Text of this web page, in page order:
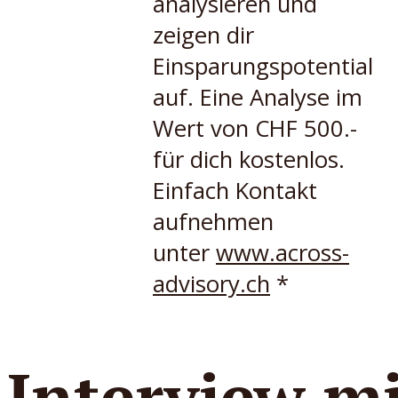
zeigen dir
Einsparungspotential
auf. Eine Analyse im
Wert von CHF 500.-
für dich kostenlos.
Einfach Kontakt
aufnehmen
unter www.across-
advisory.ch *